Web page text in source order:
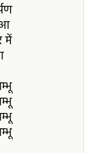
में